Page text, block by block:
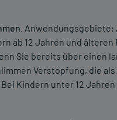
.
ab 12 Jahren und älteren
Sie bereits über einen
Verstopfung, die
Bei Kindern unter 12